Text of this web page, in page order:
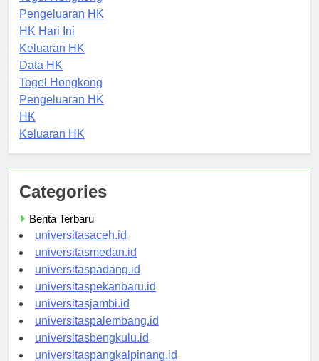
Togel Hongkong
Pengeluaran HK
HK Hari Ini
Keluaran HK
Data HK
Togel Hongkong
Pengeluaran HK
HK
Categories
Berita Terbaru
universitasaceh.id
universitasmedan.id
universitaspadang.id
universitaspekanbaru.id
universitasjambi.id
universitaspalembang.id
universitasbengkulu.id